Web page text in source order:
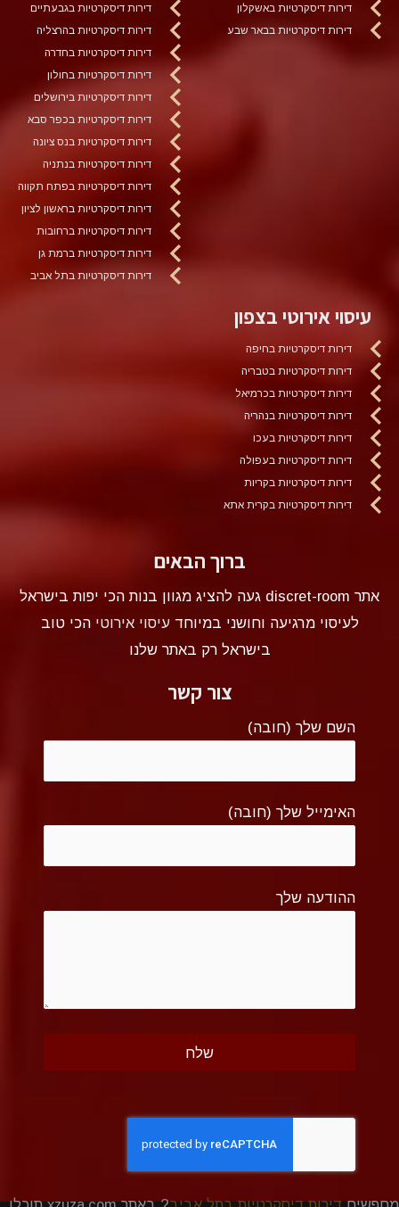
דירות דיסקרטיות באשקלון
דירות דיסקרטיות בבאר שבע
דירות דיסקרטיות בגבעתיים
דירות דיסקרטיות בהרצליה
דירות דיסקרטיות בחדרה
דירות דיסקרטיות בחולון
דירות דיסקרטיות בירושלים
דירות דיסקרטיות בכפר סבא
דירות דיסקרטיות בנס ציונה
דירות דיסקרטיות בנתניה
דירות דיסקרטיות בפתח תקווה
דירות דיסקרטיות בראשון לציון
דירות דיסקרטיות ברחובות
דירות דיסקרטיות ברמת גן
דירות דיסקרטיות בתל אביב
עיסוי אירוטי בצפון
דירות דיסקרטיות בחיפה
דירות דיסקרטיות בטבריה
דירות דיסקרטיות בכרמיאל
דירות דיסקרטיות בנהריה
דירות דיסקרטיות בעכו
דירות דיסקרטיות בעפולה
דירות דיסקרטיות בקריות
דירות דיסקרטיות בקרית אתא
ברוך הבאים
אתר discret-room געה להציג מגוון בנות הכי יפות בישראל
לעיסוי מרגיעה וחושני במיוחדעיסוי אירוטי הכי טוב
בישראל רק באתר שלנו
צור קשר
השם שלך (חובה)
האימייל שלך (חובה)
ההודעה שלך